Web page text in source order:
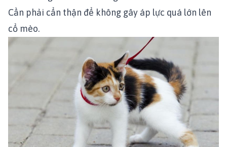
Cần phải cẩn thận để không gây áp lực quá lớn lên
cổ mèo.